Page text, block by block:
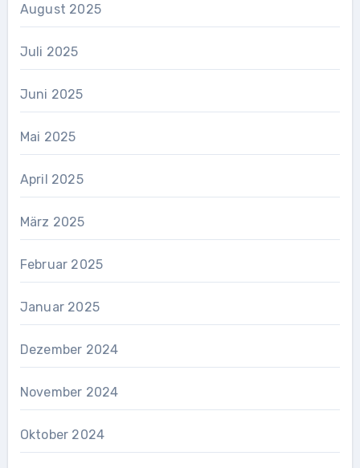
August 2025
Juli 2025
Juni 2025
Mai 2025
April 2025
März 2025
Februar 2025
Januar 2025
Dezember 2024
November 2024
Oktober 2024